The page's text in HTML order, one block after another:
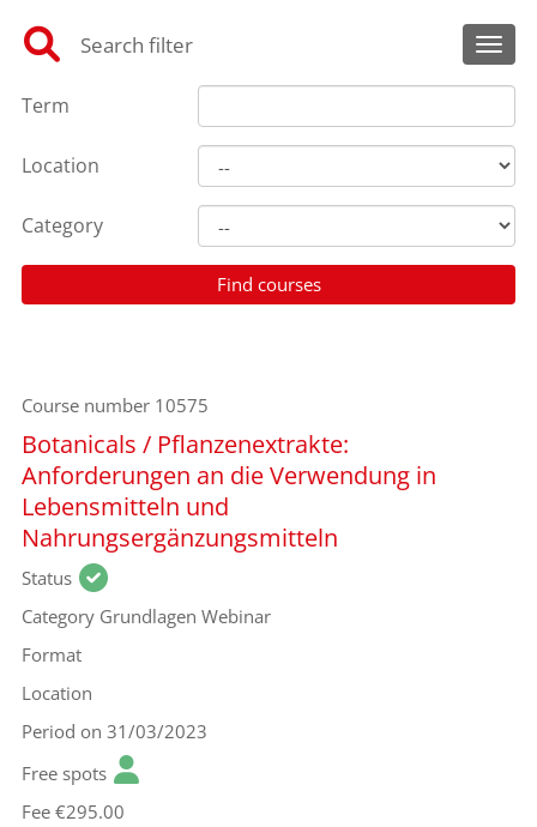
Search filter
Term
Location
Category
Course number 10575
Botanicals / Pflanzenextrakte:
Anforderungen an die Verwendung in
Lebensmitteln und
Nahrungsergänzungsmitteln
Status
Category Grundlagen Webinar
Format
Location
Period on 31/03/2023
Free spots
Fee €295.00